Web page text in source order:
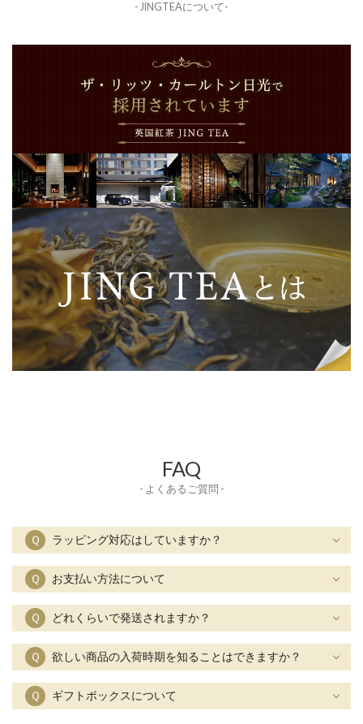
- JINGTEAについて-
FAQ
- よくあるご質問 -
Ｑ ラッピング対応はしていますか？
Ｑ お支払い方法について
Ｑ どれくらいで発送されますか？
Ｑ 欲しい商品の入荷時期を知ることはできますか？
Ｑ ギフトボックスについて